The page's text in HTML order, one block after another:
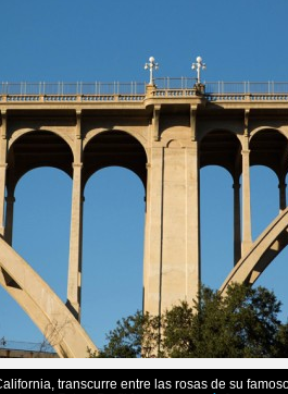
transcurre entre las rosas de su